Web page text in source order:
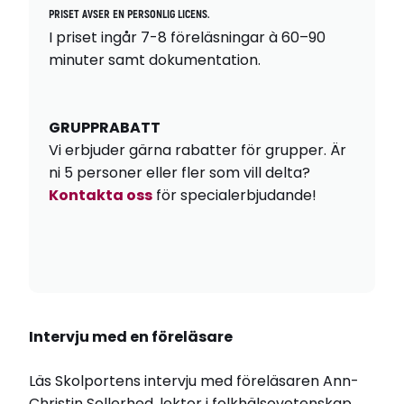
funktionshinder som kolliderar med
förskolans rutin- och regelstyrda
verksamhet. Den här föreläsningen
konkreta strategier kring extrem
kravkänslighet.
autism/PDA och adhd. Hon arbetar
föreläsningar varvar fakta, levd
PRISET AVSER EN PERSONLIG LICENS.
I priset ingår 7-8 föreläsningar à 60–90
minuter samt dokumentation.
GRUPPRABATT
Vi erbjuder gärna rabatter för grupper. Är
ni 5 personer eller fler som vill delta?
Kontakta ossför specialerbjudande!
Intervju med en föreläsare
Läs Skolportens intervju med föreläsaren Ann-